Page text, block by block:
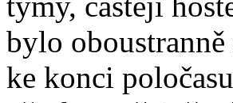
bylo
ke konci